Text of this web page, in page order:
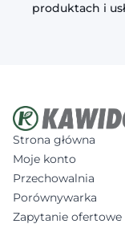
produktach i
Strona główna
Moje konto
Przechowalnia
Porównywarka
Zapytanie ofertowe